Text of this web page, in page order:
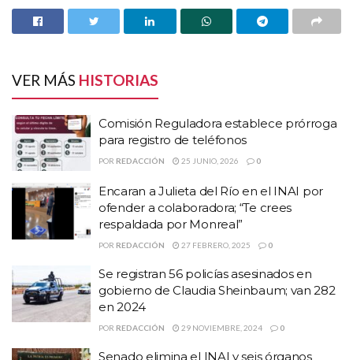
Comisión Reguladora establece prórroga para
Encaran a Julieta del Río en el INAI por ofender a
colaboradora; “Te crees respaldada por
Se registran 56 policías asesinados en gobierno
de Claudia Sheinbaum; van 282 en 2024
“Vamos a presentar denuncias
penales para estos personajes
encargados de promover este
sistema de facturación falsa que
se extendió, se calcula que se
fugaban alrededor de 300 mil
VER MÁS HISTORIAS
Comisión Reguladora establece prórroga
para registro de teléfonos
POR REDACCIÓN 25 JUNIO, 2026 0
Encaran a Julieta del Río en el INAI por
ofender a colaboradora; “Te crees
respaldada por Monreal”
POR REDACCIÓN 27 FEBRERO, 2025 0
Se registran 56 policías asesinados en
gobierno de Claudia Sheinbaum; van 282
en 2024
POR REDACCIÓN 29 NOVIEMBRE, 2024 0
Senado elimina el INAI y seis órganos